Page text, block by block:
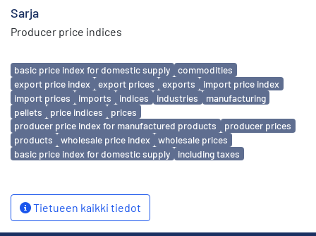
Sarja
Producer price indices
Avainsanat
basic price index for domestic supply
commodities
export price index
export prices exports
import price index
import prices
imports indices industries
manufacturing
pellets
price indices
prices
producer price index for manufactured products
producer prices
products
wholesale price index
wholesale prices
basic price index for domestic supply
including taxes
Tietueen kaikki tiedot